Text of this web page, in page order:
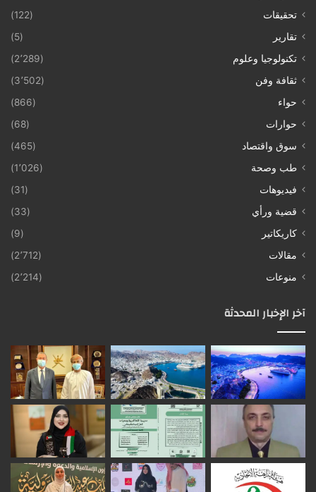
تحقيقات
(122)
تقارير
(5)
تكنولوجيا وعلوم
(2٬289)
ثقافة وفن
(3٬502)
حواء
(866)
حوارات
(68)
سوق واقتصاد
(465)
طب وصحة
(1٬026)
فيديوهات
(31)
قضية ورأي
(33)
كاريكاتير
(9)
مقالات
(2٬712)
منوعات
(2٬214)
آخر الإخبار المحدثة